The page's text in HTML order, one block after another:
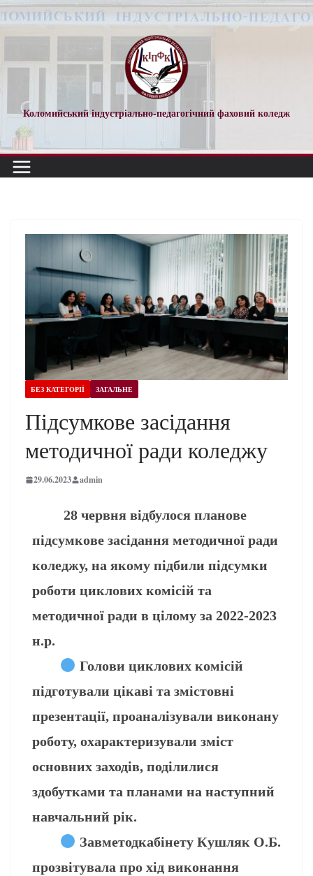
Коломийський індустріально-педагогічний фаховий коледж
БЕЗ КАТЕГОРІЇ ЗАГАЛЬНЕ
Підсумкове засідання
методичної ради коледжу
29.06.2023 admin
28 червня відбулося планове
підсумкове засідання методичної ради
коледжу, на якому підбили підсумки
роботи циклових комісій та
методичної ради в цілому за 2022-2023
н.р.
Голови циклових комісій
підготували цікаві та змістовні
презентації, проаналізували виконану
роботу, охарактеризували зміст
основних заходів, поділилися
здобутками та планами на наступний
навчальний рік.
Завметодкабінету Кушляк О.Б.
прозвітувала про хід виконання